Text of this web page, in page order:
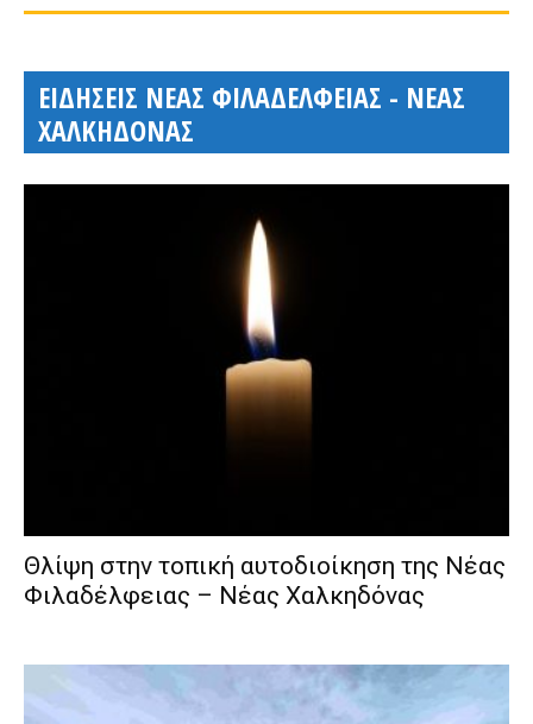
ΕΙΔΗΣΕΙΣ ΝΕΑΣ ΦΙΛΑΔΕΛΦΕΙΑΣ - ΝΕΑΣ
ΧΑΛΚΗΔΟΝΑΣ
Θλίψη στην τοπική αυτοδιοίκηση της Νέας
Φιλαδέλφειας – Νέας Χαλκηδόνας